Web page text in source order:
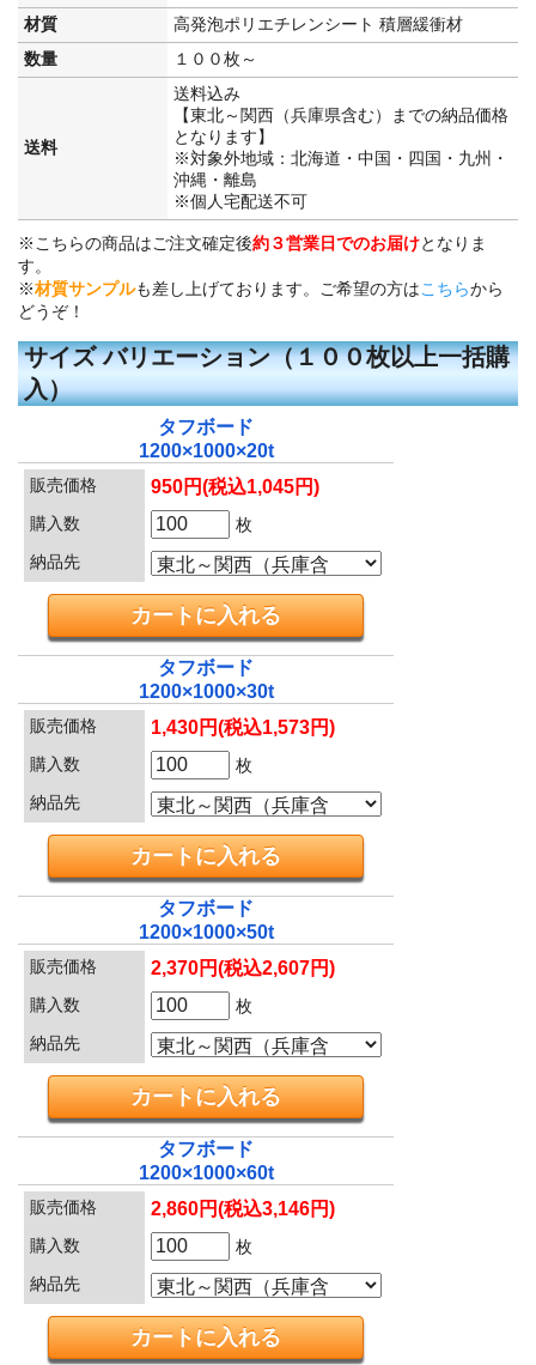
材質
高発泡ポリエチレンシート 積層緩衝材
数量
１００枚～
送料
送料込み
【東北～関西（兵庫県含む）までの納品価格
となります】
※対象外地域：北海道・中国・四国・九州・
沖縄・離島
※個人宅配送不可
※こちらの商品はご注文確定後約３営業日でのお届けとなりま
す。
※材質サンプルも差し上げております。ご希望の方はこちらから
どうぞ！
サイズ バリエーション（１００枚以上一括購
入）
タフボード
1200×1000×20t
販売価格 950円(税込1,045円)
購入数
枚
納品先
タフボード
1200×1000×30t
販売価格 1,430円(税込1,573円)
購入数
枚
納品先
タフボード
1200×1000×50t
販売価格 2,370円(税込2,607円)
購入数
枚
納品先
タフボード
1200×1000×60t
販売価格 2,860円(税込3,146円)
購入数
枚
納品先